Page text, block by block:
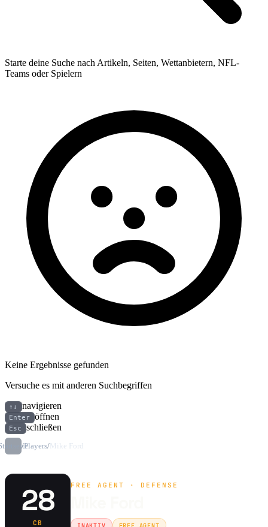
Starte deine Suche nach Artikeln, Seiten, Wettanbietern, NFL-
Teams oder Spielern
Keine Ergebnisse gefunden
Versuche es mit anderen Suchbegriffen
↑↓ navigieren
Enter öffnen
Esc schließen
/Players/Mike Ford
28
CB
FREE AGENT · DEFENSE
INAKTIV FREE AGENT